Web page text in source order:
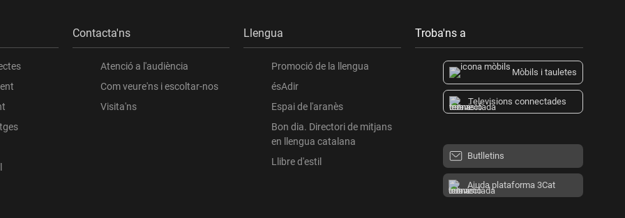
Contacta'ns
Atenció a l'audiència
Com veure'ns i escoltar-nos
Visita'ns
Llengua
Promoció de la llengua
ésAdir
Espai de l'aranès
Bon dia. Directori de mitjans
en llengua catalana
Llibre d'estil
Troba'ns a
Mòbils i tauletes
Televisions connectades
Butlletins
Ajuda plataforma 3Cat